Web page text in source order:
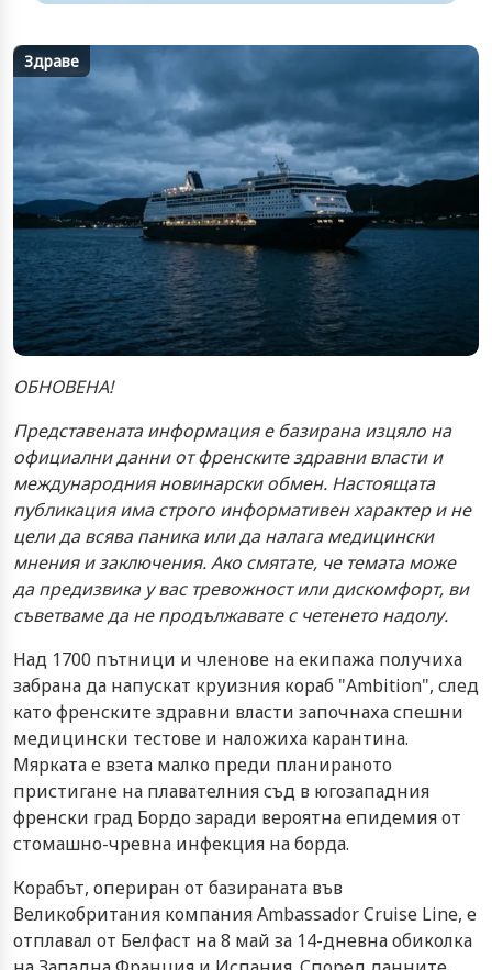
Здраве
ОБНОВЕНА!
Представената информация е базирана изцяло на
официални данни от френските здравни власти и
международния новинарски обмен. Настоящата
публикация има строго информативен характер и не
цели да всява паника или да налага медицински
мнения и заключения. Ако смятате, че темата може
да предизвика у вас тревожност или дискомфорт, ви
съветваме да не продължавате с четенето надолу.
Над 1700 пътници и членове на екипажа получиха
забрана да напускат круизния кораб "Ambition", след
като френските здравни власти започнаха спешни
медицински тестове и наложиха карантина.
Мярката е взета малко преди планираното
пристигане на плавателния съд в югозападния
френски град Бордо заради вероятна епидемия от
стомашно-чревна инфекция на борда.
Корабът, опериран от базираната във
Великобритания компания Ambassador Cruise Line, е
отплавал от Белфаст на 8 май за 14-дневна обиколка